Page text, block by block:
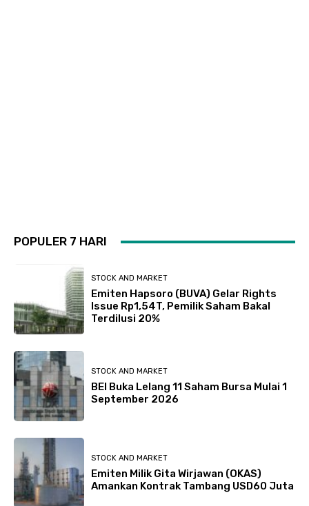
POPULER 7 HARI
STOCK AND MARKET
Emiten Hapsoro (BUVA) Gelar Rights
Issue Rp1,54T, Pemilik Saham Bakal
Terdilusi 20%
STOCK AND MARKET
BEI Buka Lelang 11 Saham Bursa Mulai 1
September 2026
STOCK AND MARKET
Emiten Milik Gita Wirjawan (OKAS)
Amankan Kontrak Tambang USD60 Juta